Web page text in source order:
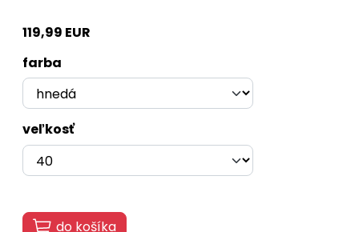
119,99 EUR
farba
veľkosť
do košíka